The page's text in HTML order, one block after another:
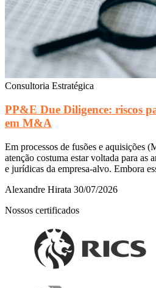
Consultoria Estratégica
PP&E Due Diligence: riscos
em M&A
Em processos de fusões e aquisições
atenção costuma estar voltada para as
e jurídicas da empresa-alvo. Embora
Alexandre Hirata 30/07/2026
Nossos certificados